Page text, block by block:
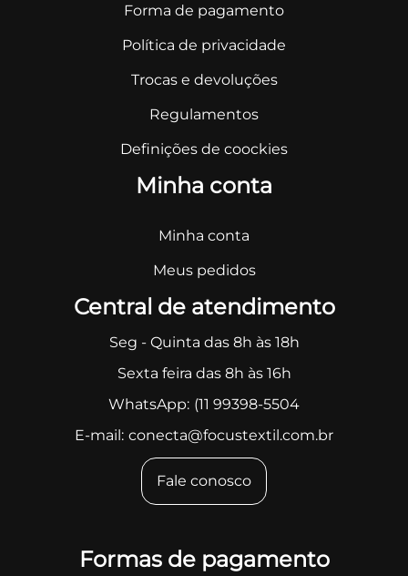
Forma de pagamento
Política de privacidade
Trocas e devoluções
Regulamentos
Definições de coockies
Minha conta
Minha conta
Meus pedidos
Central de atendimento
Seg - Quinta das 8h às 18h
Sexta feira das 8h às 16h
WhatsApp: (11 99398-5504
E-mail: conecta@focustextil.com.br
Fale conosco
Formas de pagamento